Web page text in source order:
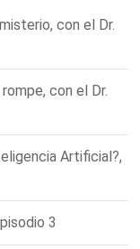
con el Dr.
con el Dr.
Artificial?,
3